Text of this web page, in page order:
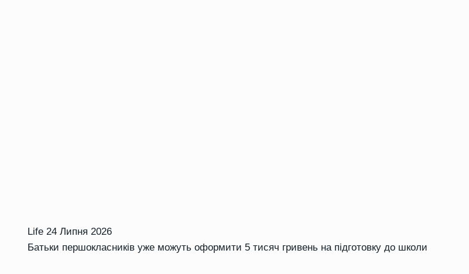
Life 24 Липня 2026
Батьки першокласників уже можуть оформити 5 тисяч гривень на підготовку до школи